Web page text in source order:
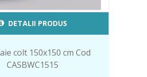
DETALII PRODUS
colt 150x150 cm Cod
CASBWC1515